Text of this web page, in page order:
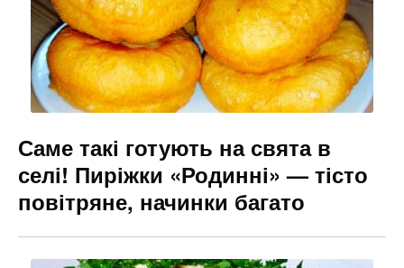
k
er
Саме такі готують на свята в
селі! Пиріжки «Родинні» — тісто
повітряне, начинки багато